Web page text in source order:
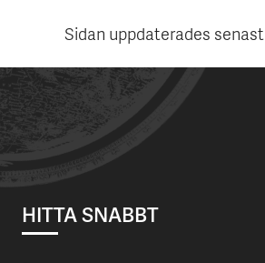
Sidan uppdaterades senast
HITTA SNABBT